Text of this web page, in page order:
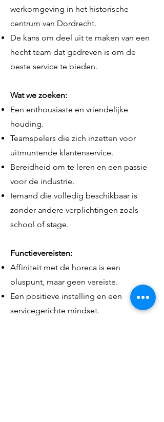
werkomgeving in het historische
centrum van Dordrecht.
De kans om deel uit te maken van een
hecht team dat gedreven is om de
beste service te bieden.
Wat we zoeken:
Een enthousiaste en vriendelijke
houding.
Teamspelers die zich inzetten voor
uitmuntende klantenservice.
Bereidheid om te leren en een passie
voor de industrie.
Iemand die volledig beschikbaar is
zonder andere verplichtingen zoals
school of stage.
Functievereisten:
Affiniteit met de horeca is een
pluspunt, maar geen vereiste.
Een positieve instelling en een
servicegerichte mindset.